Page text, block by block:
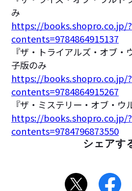
み
https://books.shopro.co.jp/?
contents=9784864915137
『ザ・トライアルズ・オブ
子版のみ
https://books.shopro.co.jp/?
contents=9784864915267
『ザ・ミステリー・オブ・ウ
https://books.shopro.co.jp/?
contents=9784796873550
シェアす